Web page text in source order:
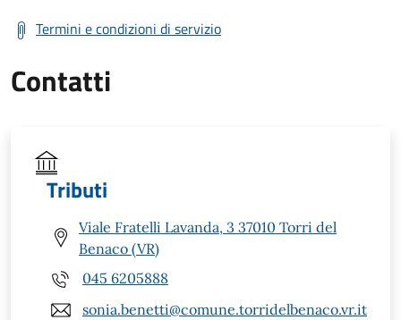
Termini e condizioni di servizio
Contatti
Tributi
Viale Fratelli Lavanda, 3 37010 Torri del
Benaco (VR)
045 6205888
sonia.benetti@comune.torridelbenaco.vr.it